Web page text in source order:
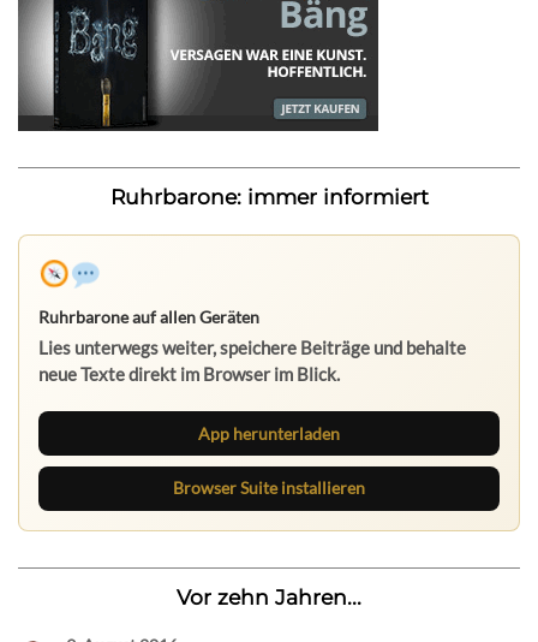
Ruhrbarone: immer informiert
Ruhrbarone auf allen Geräten
Lies unterwegs weiter, speichere Beiträge und behalte
neue Texte direkt im Browser im Blick.
App herunterladen
Browser Suite installieren
Vor zehn Jahren...